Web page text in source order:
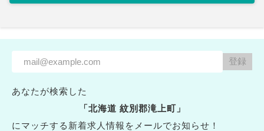
あなたが検索した
「北海道 紋別郡滝上町」
にマッチする新着求人情報をメールでお知らせ！